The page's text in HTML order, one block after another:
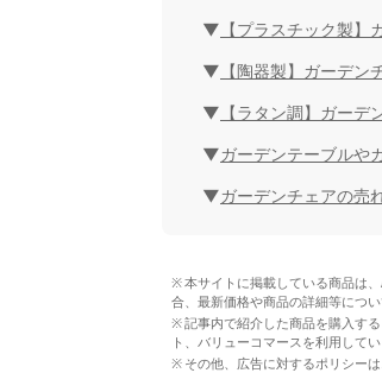
【プラスチック製
【陶器製】ガーデン
【ラタン調】ガーデ
ガーデンテーブルや
ガーデンチェアの売
本サイトに掲載している商品は
合、最新価格や商品の詳細等につ
記事内で紹介した商品を購入す
ト、バリューコマースを利用してい
その他、広告に対するポリシーは